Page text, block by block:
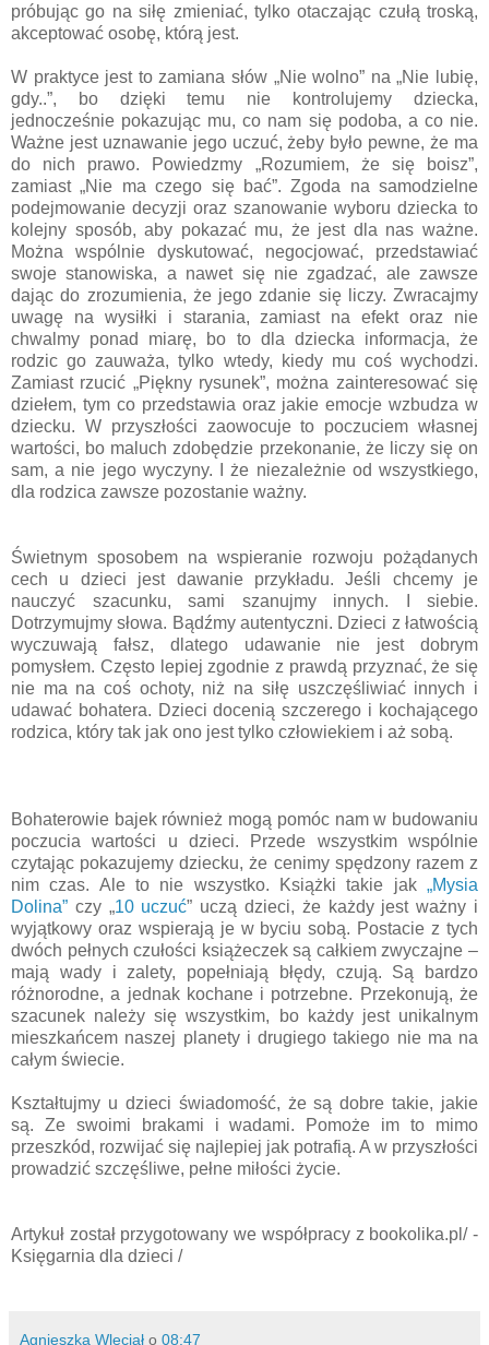
próbując go na siłę zmieniać, tylko otaczając czułą troską,
akceptować osobę, którą jest.
W praktyce jest to zamiana słów „Nie wolno” na „Nie lubię,
gdy..”, bo dzięki temu nie kontrolujemy dziecka,
jednocześnie pokazując mu, co nam się podoba, a co nie.
Ważne jest uznawanie jego uczuć, żeby było pewne, że ma
do nich prawo. Powiedzmy „Rozumiem, że się boisz”,
zamiast „Nie ma czego się bać”. Zgoda na samodzielne
podejmowanie decyzji oraz szanowanie wyboru dziecka to
kolejny sposób, aby pokazać mu, że jest dla nas ważne.
Można wspólnie dyskutować, negocjować, przedstawiać
swoje stanowiska, a nawet się nie zgadzać, ale zawsze
dając do zrozumienia, że jego zdanie się liczy. Zwracajmy
uwagę na wysiłki i starania, zamiast na efekt oraz nie
chwalmy ponad miarę, bo to dla dziecka informacja, że
rodzic go zauważa, tylko wtedy, kiedy mu coś wychodzi.
Zamiast rzucić „Piękny rysunek”, można zainteresować się
dziełem, tym co przedstawia oraz jakie emocje wzbudza w
dziecku. W przyszłości zaowocuje to poczuciem własnej
wartości, bo maluch zdobędzie przekonanie, że liczy się on
sam, a nie jego wyczyny. I że niezależnie od wszystkiego,
dla rodzica zawsze pozostanie ważny.
Świetnym sposobem na wspieranie rozwoju pożądanych
cech u dzieci jest dawanie przykładu. Jeśli chcemy je
nauczyć szacunku, sami szanujmy innych. I siebie.
Dotrzymujmy słowa. Bądźmy autentyczni. Dzieci z łatwością
wyczuwają fałsz, dlatego udawanie nie jest dobrym
pomysłem. Często lepiej zgodnie z prawdą przyznać, że się
nie ma na coś ochoty, niż na siłę uszczęśliwiać innych i
udawać bohatera. Dzieci docenią szczerego i kochającego
rodzica, który tak jak ono jest tylko człowiekiem i aż sobą.
Bohaterowie bajek również mogą pomóc nam w budowaniu
poczucia wartości u dzieci. Przede wszystkim wspólnie
czytając pokazujemy dziecku, że cenimy spędzony razem z
nim czas. Ale to nie wszystko. Książki takie jak „Mysia
Dolina” czy „10 uczuć” uczą dzieci, że każdy jest ważny i
wyjątkowy oraz wspierają je w byciu sobą. Postacie z tych
dwóch pełnych czułości książeczek są całkiem zwyczajne –
mają wady i zalety, popełniają błędy, czują. Są bardzo
różnorodne, a jednak kochane i potrzebne. Przekonują, że
szacunek należy się wszystkim, bo każdy jest unikalnym
mieszkańcem naszej planety i drugiego takiego nie ma na
całym świecie.
Kształtujmy u dzieci świadomość, że są dobre takie, jakie
są. Ze swoimi brakami i wadami. Pomoże im to mimo
przeszkód, rozwijać się najlepiej jak potrafią. A w przyszłości
prowadzić szczęśliwe, pełne miłości życie.
Artykuł został przygotowany we współpracy z bookolika.pl/ -
Księgarnia dla dzieci /
Agnieszka Wleciał o 08:47